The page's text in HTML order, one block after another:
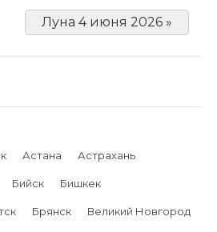
Луна 4 июня 2026 »
Астана Астрахань
Бийск Бишкек
Брянск Великий Новгород